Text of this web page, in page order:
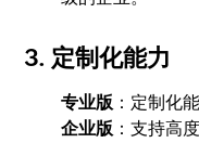
3. 定制化能力
专业版 ：定制化
企业版 ：支持高